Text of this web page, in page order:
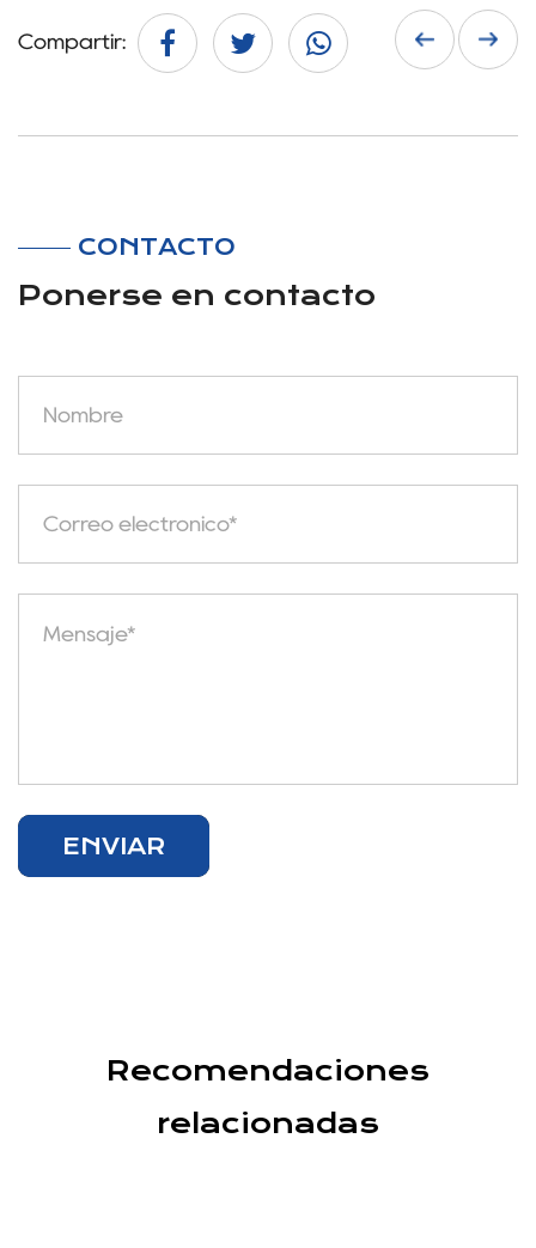
Compartir:
CONTACTO
Ponerse en contacto
Recomendaciones
relacionadas